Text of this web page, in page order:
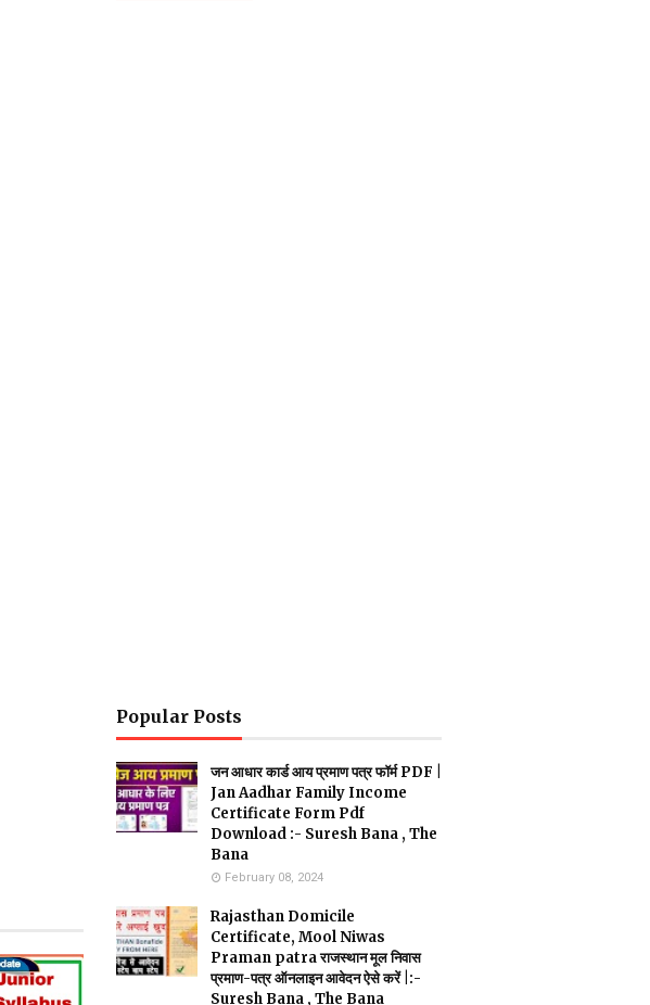
Popular Posts
जन आधार कार्ड आय प्रमाण पत्र फॉर्म PDF |
Jan Aadhar Family Income
Certificate Form Pdf
Download :- Suresh Bana , The
Bana
February 08, 2024
Rajasthan Domicile
Certificate, Mool Niwas
Praman patra राजस्थान मूल निवास
प्रमाण-पत्र ऑनलाइन आवेदन ऐसे करें |:-
Suresh Bana , The Bana